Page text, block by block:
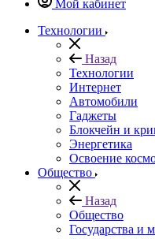
Мой кабинет
Технологии
Назад
Технологии
Интернет
Автомобили
Гаджеты
Блокчейн и
Энергетика
Освоение
Общество
Назад
Общество
Государства и